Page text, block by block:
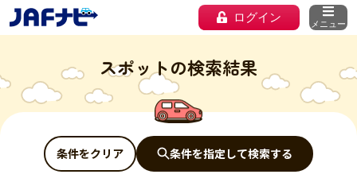
ログイン メニュー
スポットの検索結果
条件をクリア 条件を指定して検索する